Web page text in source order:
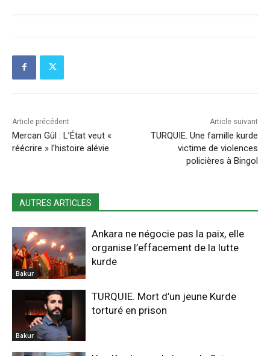
Article précédent
Mercan Gül : L’État veut «
réécrire » l’histoire alévie
Article suivant
TURQUIE. Une famille kurde
victime de violences
policières à Bingol
AUTRES ARTICLES
Bakur
Ankara ne négocie pas la paix, elle
organise l’effacement de la lutte
kurde
Bakur
TURQUIE. Mort d’un jeune Kurde
torturé en prison